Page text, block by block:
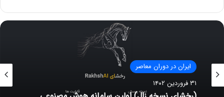
ایران در دوران معاصر
۳۱ فروردین ۱۴۰۲